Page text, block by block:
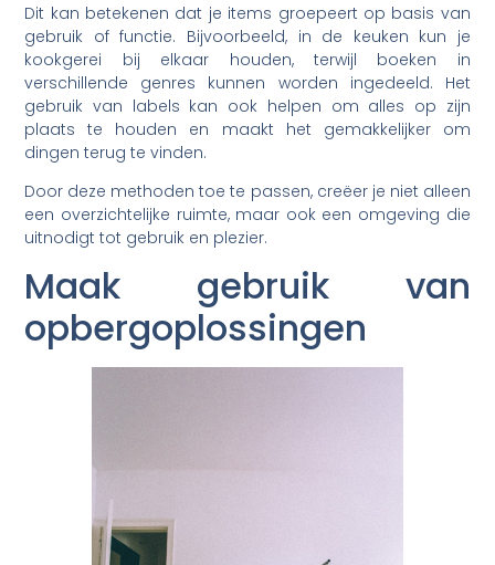
Dit kan betekenen dat je items groepeert op basis van
gebruik of functie. Bijvoorbeeld, in de keuken kun je
kookgerei bij elkaar houden, terwijl boeken in
verschillende genres kunnen worden ingedeeld. Het
gebruik van labels kan ook helpen om alles op zijn
plaats te houden en maakt het gemakkelijker om
dingen terug te vinden.
Door deze methoden toe te passen, creëer je niet alleen
een overzichtelijke ruimte, maar ook een omgeving die
uitnodigt tot gebruik en plezier.
Maak gebruik van
opbergoplossingen